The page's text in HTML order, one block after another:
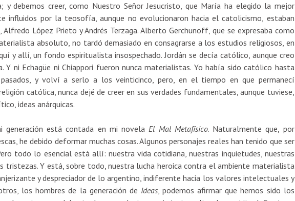
y debemos creer, como Nuestro Señor Jesucristo, que María ha elegido la mejor
influidos por la teosofía, aunque no evolucionaron hacia el catolicismo, estaban
, Alfredo López Prieto y Andrés Terzaga. Alberto Gerchunoff, que se expresaba como
absoluto, no tardó demasiado en consagrarse a los estudios religiosos, en
y allí, un fondo espiritualista insospechado. Jordán se decía católico, aunque creo
Y ni Echagüe ni Chiappori fueron nunca materialistas. Yo había sido católico hasta
y volví a serlo a los veinticinco, pero, en el tiempo en que permanecí
católica, nunca dejé de creer en sus verdades fundamentales, aunque tuviese,
ideas anárquicas.
generación está contada en mi novelaEl Mal Metafísico. Naturalmente que, por
he debido deformar muchas cosas. Algunos personajes reales han tenido que ser
todo lo esencial está allí: nuestra vida cotidiana, nuestras inquietudes, nuestras
tristezas. Y está, sobre todo, nuestra lucha heroica contra el ambiente materialista
y despreciador de lo argentino, indiferente hacia los valores intelectuales y
los hombres de la generación de Ideas, podemos afirmar que hemos sido los